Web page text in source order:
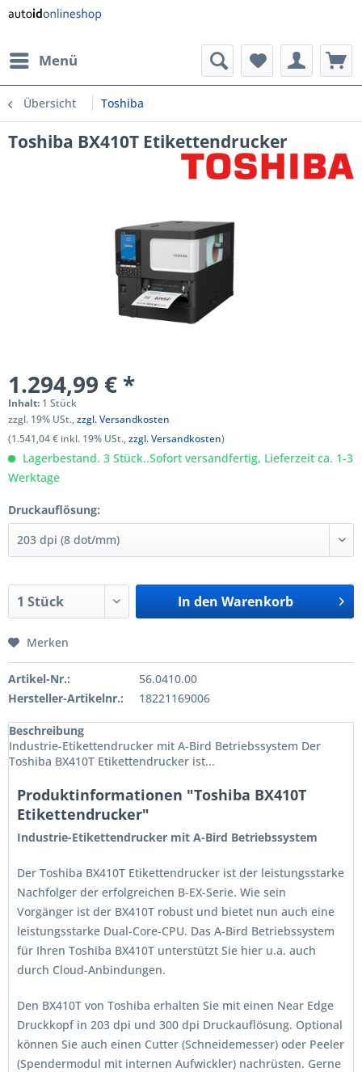
Menü
Übersicht Toshiba
Toshiba BX410T Etikettendrucker
1.294,99 € *
Inhalt: 1 Stück
zzgl. 19% USt.,zzgl. Versandkosten
(1.541,04 € inkl. 19% USt.,zzgl. Versandkosten)
Lagerbestand. 3 Stück..Sofort versandfertig, Lieferzeit ca. 1-3
Werktage
Druckauflösung:
In den Warenkorb
Merken
Artikel-Nr.:
56.0410.00
Hersteller-Artikelnr.:
18221169006
Beschreibung
Industrie-Etikettendrucker mit A-Bird Betriebssystem Der
Toshiba BX410T Etikettendrucker ist...
Produktinformationen "Toshiba BX410T
Etikettendrucker"
Industrie-Etikettendrucker mit A-Bird Betriebssystem
Der Toshiba BX410T Etikettendrucker ist der leistungsstarke
Nachfolger der erfolgreichen B-EX-Serie. Wie sein
Vorgänger ist der BX410T robust und bietet nun auch eine
leistungsstarke Dual-Core-CPU. Das A-Bird Betriebssystem
für Ihren Toshiba BX410T unterstützt Sie hier u.a. auch
durch Cloud-Anbindungen.
Den BX410T von Toshiba erhalten Sie mit einen Near Edge
Druckkopf in 203 dpi und 300 dpi Druckauflösung. Optional
können Sie auch einen Cutter (Schneidemesser) oder Peeler
(Spendermodul mit internen Aufwickler) nachrüsten. Gerne